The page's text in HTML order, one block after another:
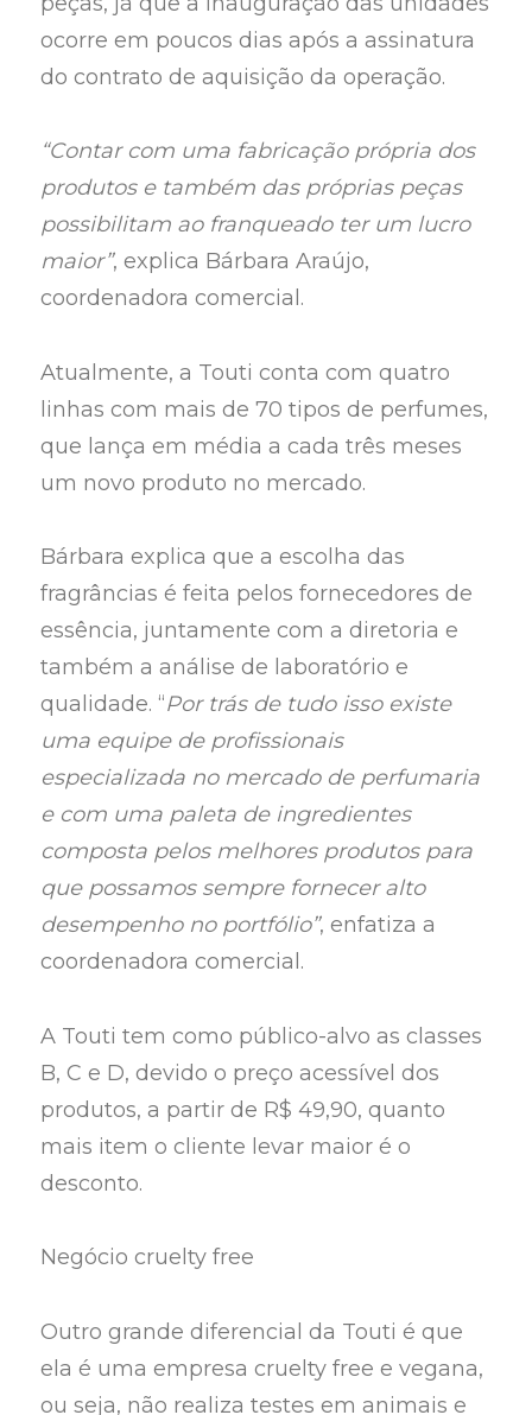
ocorre em poucos dias após a assinatura
do contrato de aquisição da operação.
“Contar com uma fabricação própria dos
produtos e também das próprias peças
possibilitam ao franqueado ter um lucro
maior”, explica Bárbara Araújo,
coordenadora comercial.
Atualmente, a Touti conta com quatro
linhas com mais de 70 tipos de perfumes,
que lança em média a cada três meses
um novo produto no mercado.
Bárbara explica que a escolha das
fragrâncias é feita pelos fornecedores de
essência, juntamente com a diretoria e
também a análise de laboratório e
qualidade. “Por trás de tudo isso existe
uma equipe de profissionais
especializada no mercado de perfumaria
e com uma paleta de ingredientes
composta pelos melhores produtos para
que possamos sempre fornecer alto
desempenho no portfólio”, enfatiza a
coordenadora comercial.
A Touti tem como público-alvo as classes
B, C e D, devido o preço acessível dos
produtos, a partir de R$ 49,90, quanto
mais item o cliente levar maior é o
desconto.
Negócio cruelty free
Outro grande diferencial da Touti é que
ela é uma empresa cruelty free e vegana,
ou seja, não realiza testes em animais e